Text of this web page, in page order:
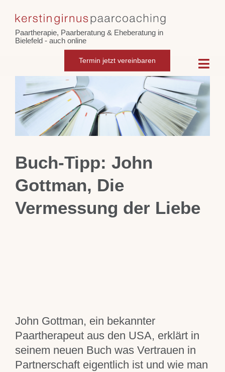
content
Paartherapie, Paarberatung & Eheberatung in
Bielefeld - auch online
Termin jetzt vereinbaren
Home
Paarcoaching
Eheberatung
Intensiv-Paarberatung
Über mich
Für Dich
Zeige
grösseres
Bild
Buch-Tipp: John
Gottman, Die
Vermessung der Liebe
John Gottman, ein bekannter
Paartherapeut aus den USA, erklärt in
seinem neuen Buch was Vertrauen in
Partnerschaft eigentlich ist und wie man